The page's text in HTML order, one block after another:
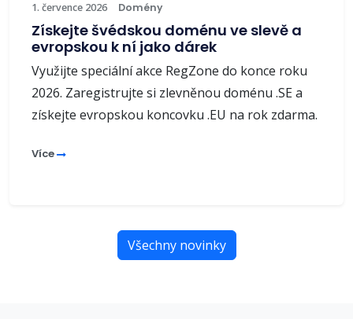
1. července 2026 Domény
Získejte švédskou doménu ve slevě a
evropskou k ní jako dárek
Využijte speciální akce RegZone do konce roku
2026. Zaregistrujte si zlevněnou doménu .SE a
získejte evropskou koncovku .EU na rok zdarma.
Více
Všechny novinky